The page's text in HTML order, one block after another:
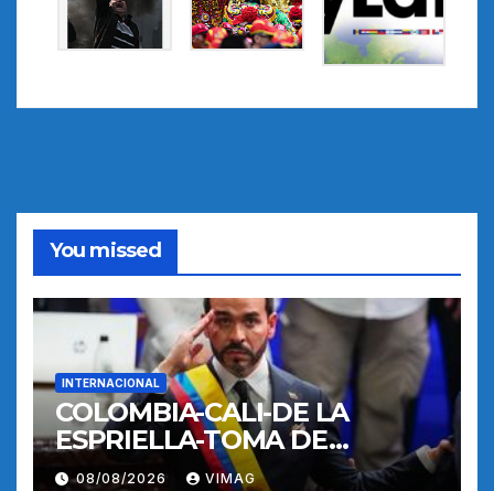
You missed
INTERNACIONAL
COLOMBIA-CALI-DE LA
ESPRIELLA-TOMA DE
POSESION
08/08/2026 VIMAG